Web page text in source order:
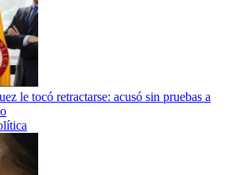
le tocó retractarse: acusó sin pruebas a